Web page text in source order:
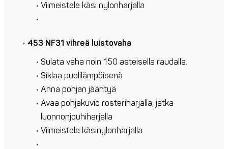
Viimeistele käsi nylonharjalla
453 NF31 vihreä luistovaha
Sulata vaha noin 150 asteisella raudalla.
Siklaa puolilämpöisenä
Anna pohjan jäähtyä
Avaa pohjakuvio rosteriharjalla, jatka
luonnonjouhiharjalla
Viimeistele käsinylonharjalla